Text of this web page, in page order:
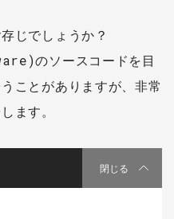
じでしょうか？
のソースコードを目
ことがありますが、非常
ます。
閉じる